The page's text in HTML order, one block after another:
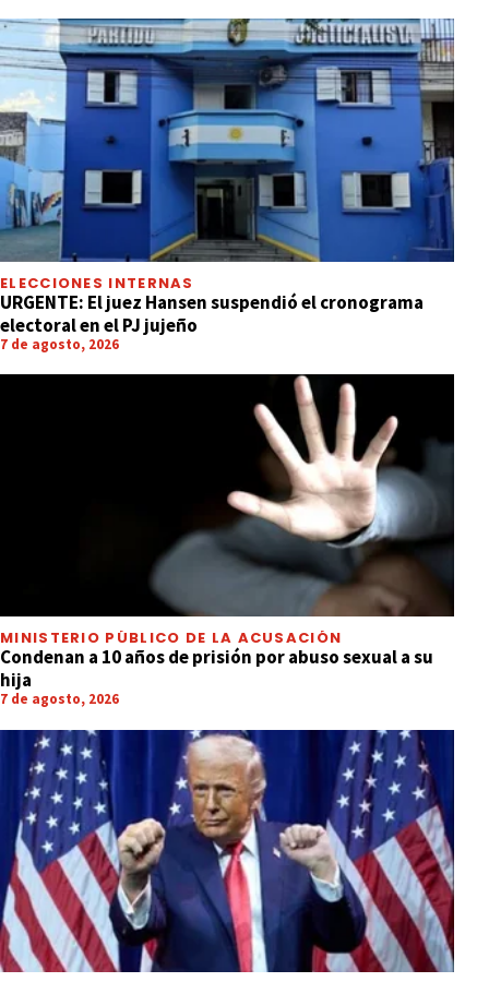
ELECCIONES INTERNAS
URGENTE: El juez Hansen suspendió el cronograma
electoral en el PJ jujeño
7 de agosto, 2026
MINISTERIO PÚBLICO DE LA ACUSACIÓN
Condenan a 10 años de prisión por abuso sexual a su
hija
7 de agosto, 2026